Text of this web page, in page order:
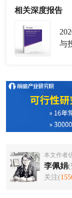
相关深度报告
与
本文作者
李佩娟(
关注(